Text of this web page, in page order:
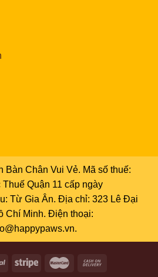
Bàn Chân Vui Vẻ. Mã số thuế:
Quận 11 cấp ngày
Từ Gia Ân. Địa chỉ: 323 Lê Đại
Chí Minh. Điện thoại: